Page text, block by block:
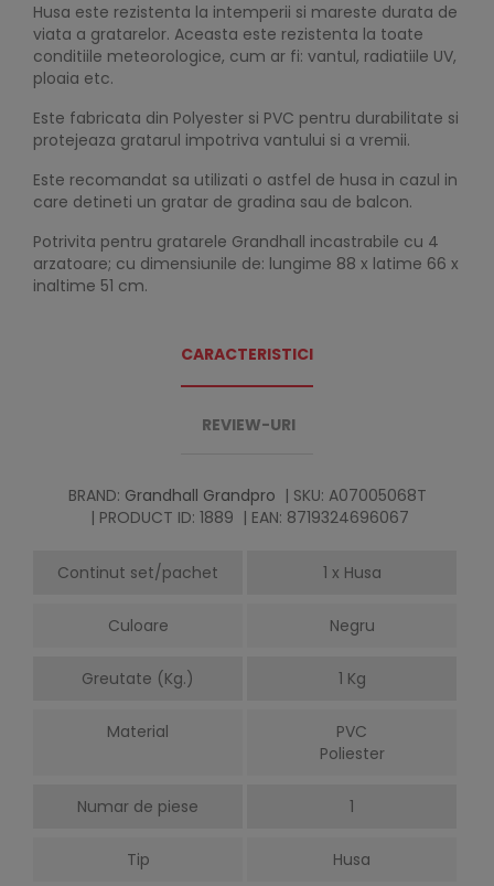
Husa este rezistenta la intemperii si mareste durata de
viata a gratarelor. Aceasta este rezistenta la toate
conditiile meteorologice, cum ar fi: vantul, radiatiile UV,
ploaia etc.
Este fabricata din Polyester si PVC pentru durabilitate si
protejeaza gratarul impotriva vantului si a vremii.
Este recomandat sa utilizati o astfel de husa in cazul in
care detineti un gratar de gradina sau de balcon.
Potrivita pentru gratarele Grandhall incastrabile cu 4
arzatoare; cu dimensiunile de: lungime 88 x latime 66 x
inaltime 51 cm.
CARACTERISTICI
REVIEW-URI
BRAND: Grandhall Grandpro | SKU: A07005068T
| PRODUCT ID: 1889 | EAN: 8719324696067
Continut set/pachet 1 x Husa
Culoare Negru
Greutate (Kg.) 1 Kg
Material
PVC
Poliester
Numar de piese 1
Tip Husa